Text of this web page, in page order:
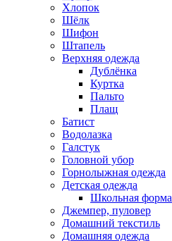
Хлопок
Шёлк
Шифон
Штапель
Верхняя одежда
Дублёнка
Куртка
Пальто
Плащ
Батист
Водолазка
Галстук
Головной убор
Горнолыжная одежда
Детская одежда
Школьная форма
Джемпер, пуловер
Домашний текстиль
Домашняя одежда